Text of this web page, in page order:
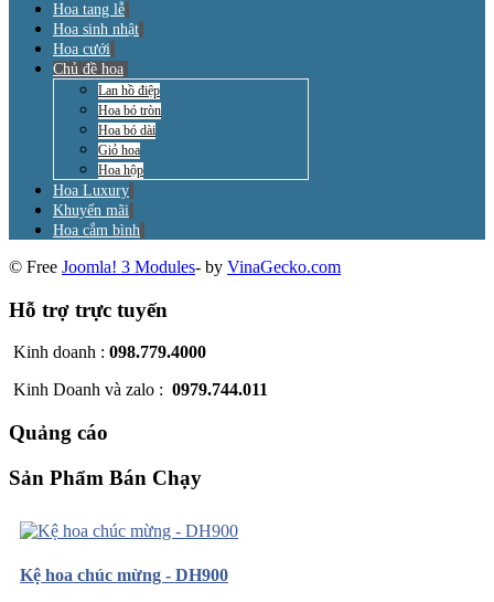
Hoa tang lễ
Hoa sinh nhật
Hoa cưới
Chủ đề hoa
Lan hồ điệp
Hoa bó tròn
Hoa bó dài
Giỏ hoa
Hoa hộp
Hoa Luxury
Khuyến mãi
Hoa cắm bình
© Free Joomla! 3 Modules- by VinaGecko.com
Hỗ trợ trực tuyến
Kinh doanh : 098.779.4000
Kinh Doanh và zalo : 0979.744.011
Quảng cáo
Sản Phẩm Bán Chạy
Kệ hoa chúc mừng - DH900